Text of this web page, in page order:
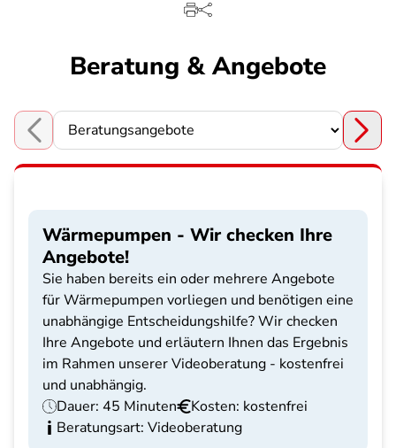
Beratung & Angebote
Choose a section
Wärmepumpen - Wir checken Ihre
Angebote!
Sie haben bereits ein oder mehrere Angebote
für Wärmepumpen vorliegen und benötigen eine
unabhängige Entscheidungshilfe? Wir checken
Ihre Angebote und erläutern Ihnen das Ergebnis
im Rahmen unserer Videoberatung - kostenfrei
und unabhängig.
Dauer: 45 Minuten
Kosten: kostenfrei
Beratungsart: Videoberatung